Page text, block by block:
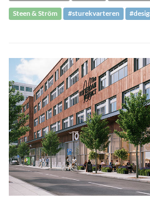
Steen & Ström #sturekvarteren